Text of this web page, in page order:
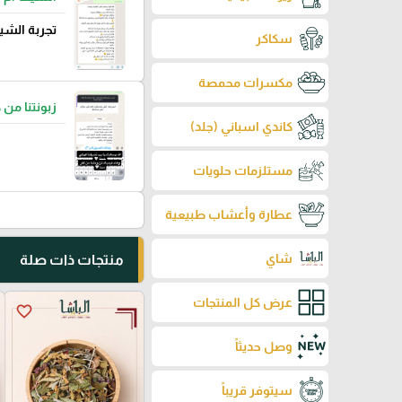
سكاكر
مكسرات محمصة
كاندي اسباني (جلد)
مستلزمات حلويات
عطارة وأعشاب طبيعية
شاي
عرض كل المنتجات
وصل حديثاً
سيتوفر قريباً
تجربة
زبونتنا
منتجات ذات صلة
favorite_border